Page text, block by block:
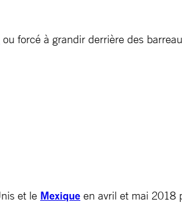
ou forcé à grandir derrière des
et le Mexique en avril et mai 2018